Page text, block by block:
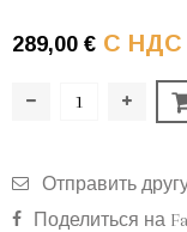
289,00 € С НДС
Отправить
Поделиться на